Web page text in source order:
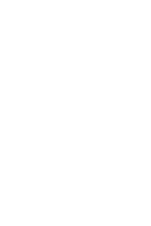
靭本町・本町の割